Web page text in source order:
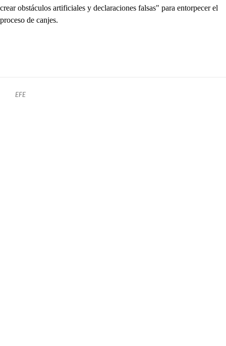
crear obstáculos artificiales y declaraciones falsas" para entorpecer el
proceso de canjes.
EFE